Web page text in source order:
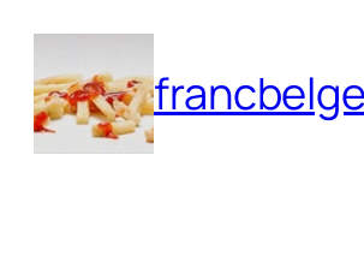
contenu
francbelge